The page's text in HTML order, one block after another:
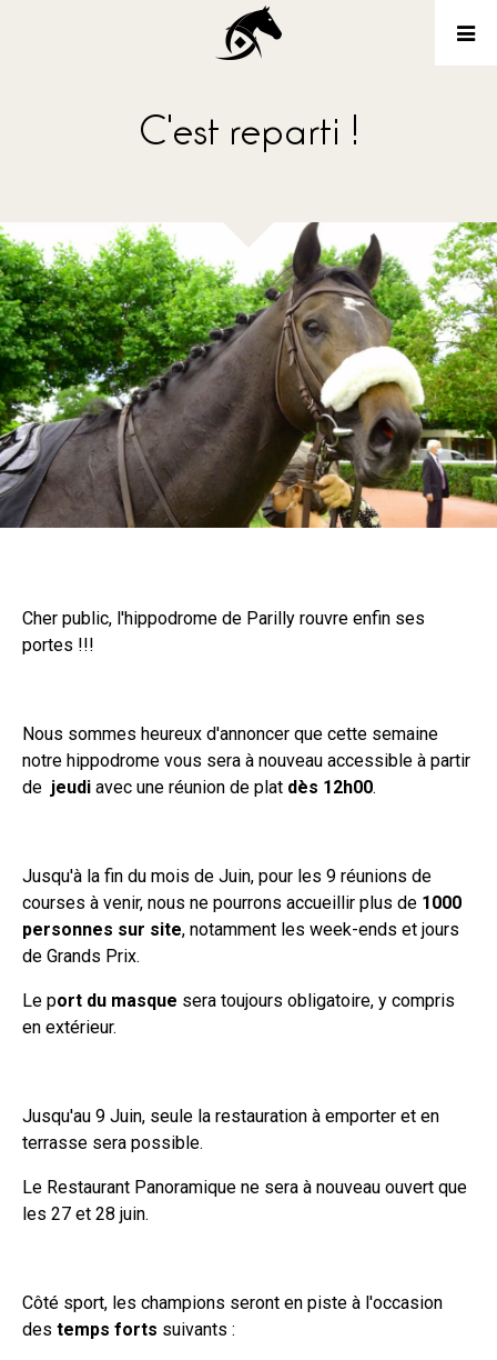
C'est reparti !
Cher public, l'hippodrome de Parilly rouvre enfin ses
portes !!!
Nous sommes heureux d'annoncer que cette semaine
notre hippodrome vous sera à nouveau accessible à partir
de jeudi avec une réunion de plat dès 12h00.
Jusqu'à la fin du mois de Juin, pour les 9 réunions de
courses à venir, nous ne pourrons accueillir plus de 1000
personnes sur site, notamment les week-ends et jours
de Grands Prix.
Le port du masque sera toujours obligatoire, y compris
en extérieur.
Jusqu'au 9 Juin, seule la restauration à emporter et en
terrasse sera possible.
Le Restaurant Panoramique ne sera à nouveau ouvert que
les 27 et 28 juin.
Côté sport, les champions seront en piste à l'occasion
des temps forts suivants :